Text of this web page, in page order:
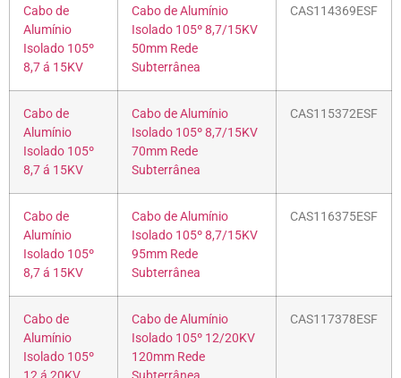
Cabo de
Alumínio
Isolado 105º
8,7 á 15KV
Cabo de Alumínio
Isolado 105º 8,7/15KV
50mm Rede
Subterrânea
CAS114369ESF
Cabo de
Alumínio
Isolado 105º
8,7 á 15KV
Cabo de Alumínio
Isolado 105º 8,7/15KV
70mm Rede
Subterrânea
CAS115372ESF
Cabo de
Alumínio
Isolado 105º
8,7 á 15KV
Cabo de Alumínio
Isolado 105º 8,7/15KV
95mm Rede
Subterrânea
CAS116375ESF
Cabo de
Alumínio
Isolado 105º
Cabo de Alumínio
Isolado 105º 12/20KV
120mm Rede
CAS117378ESF